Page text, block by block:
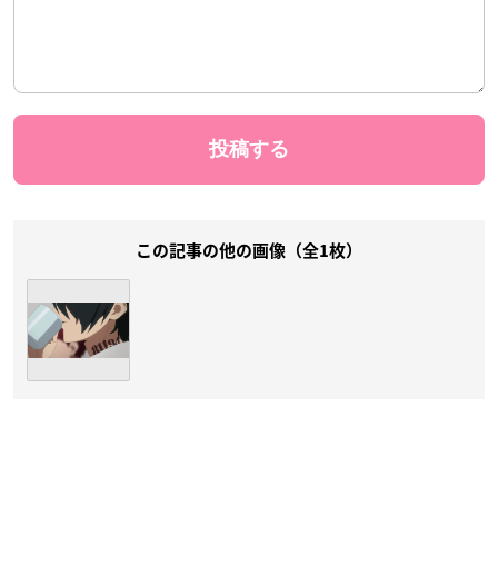
この記事の他の画像（全1枚）